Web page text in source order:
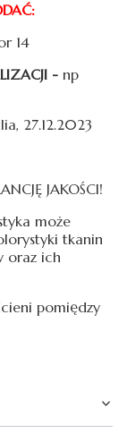
14
- np
27.12.2023
JAKOŚCI!
może
tkanin
oraz ich
pomiędzy